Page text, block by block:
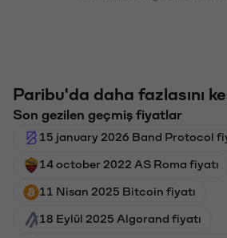
Paribu'da daha fazlasını
Son gezilen geçmiş fiyatlar
15 january 2026 Band Protocol
14 october 2022 AS Roma fiyatı
11 Nisan 2025 Bitcoin fiyatı
18 Eylül 2025 Algorand fiyatı